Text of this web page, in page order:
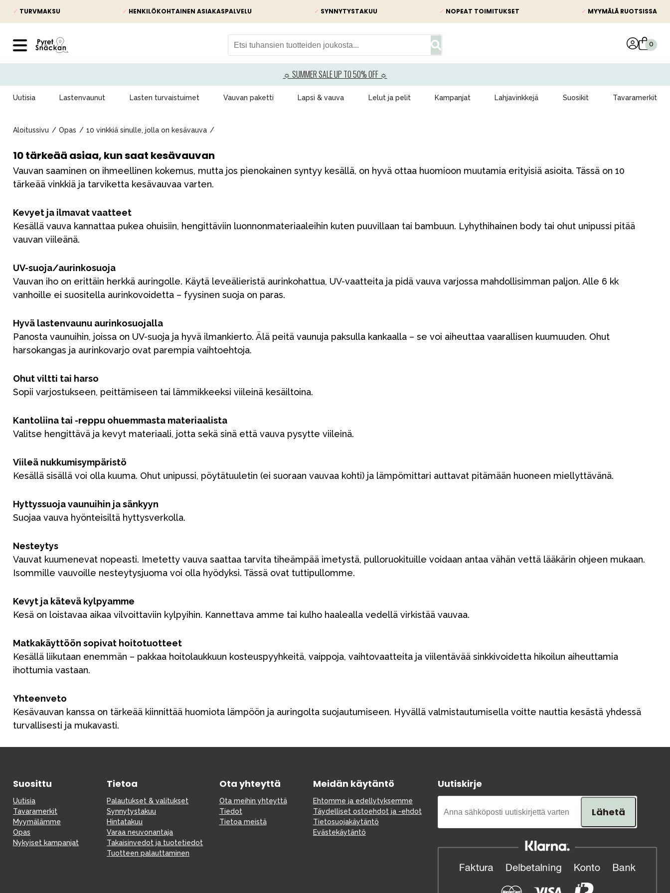
✓ TURVMAKSU ✓ HENKILÖKOHTAINEN ASIAKASPALVELU ✓ SYNNYTYSTAKUU ✓ NOPEAT TOIMITUKSET ✓ MYYMÄLÄ RUOTSISSA
☼ SUMMER SALE UP TO 50% OFF ☼
Uutisia Lastenvaunut Lasten turvaistuimet Vauvan paketti Lapsi & vauva Lelut ja pelit Kampanjat Lahjavinkkejä Suosikit Tavaramerkit
Aloitussivu Opas 10 vinkkiä sinulle, jolla on kesävauva
10 tärkeää asiaa, kun saat kesävauvan
Vauvan saaminen on ihmeellinen kokemus, mutta jos pienokainen syntyy kesällä, on hyvä ottaa huomioon muutamia erityisiä asioita. Tässä on 10
tärkeää vinkkiä ja tarviketta kesävauvaa varten.
Kevyet ja ilmavat vaatteet
Kesällä vauva kannattaa pukea ohuisiin, hengittäviin luonnonmateriaaleihin kuten puuvillaan tai bambuun. Lyhythihainen body tai ohut unipussi pitää
vauvan viileänä.
UV-suoja/aurinkosuoja
Vauvan iho on erittäin herkkä auringolle. Käytä leveälieristä aurinkohattua, UV-vaatteita ja pidä vauva varjossa mahdollisimman paljon. Alle 6 kk
vanhoille ei suositella aurinkovoidetta – fyysinen suoja on paras.
Hyvä lastenvaunu aurinkosuojalla
Panosta vaunuihin, joissa on UV-suoja ja hyvä ilmankierto. Älä peitä vaunuja paksulla kankaalla – se voi aiheuttaa vaarallisen kuumuuden. Ohut
harsokangas ja aurinkovarjo ovat parempia vaihtoehtoja.
Ohut viltti tai harso
Sopii varjostukseen, peittämiseen tai lämmikkeeksi viileinä kesäiltoina.
Kantoliina tai -reppu ohuemmasta materiaalista
Valitse hengittävä ja kevyt materiaali, jotta sekä sinä että vauva pysytte viileinä.
Viileä nukkumisympäristö
Kesällä sisällä voi olla kuuma. Ohut unipussi, pöytätuuletin (ei suoraan vauvaa kohti) ja lämpömittari auttavat pitämään huoneen miellyttävänä.
Hyttyssuoja vaunuihin ja sänkyyn
Suojaa vauva hyönteisiltä hyttysverkolla.
Nesteytys
Vauvat kuumenevat nopeasti. Imetetty vauva saattaa tarvita tiheämpää imetystä, pulloruokituille voidaan antaa vähän vettä lääkärin ohjeen mukaan.
Isommille vauvoille nesteytysjuoma voi olla hyödyksi. Tässä ovat tuttipullomme.
Kevyt ja kätevä kylpyamme
Kesä on loistavaa aikaa vilvoittaviin kylpyihin. Kannettava amme tai kulho haalealla vedellä virkistää vauvaa.
Matkakäyttöön sopivat hoitotuotteet
Kesällä liikutaan enemmän – pakkaa hoitolaukkuun kosteuspyyhkeitä, vaippoja, vaihtovaatteita ja viilentävää sinkkivoidetta hikoilun aiheuttamia
ihottumia vastaan.
Yhteenveto
Kesävauvan kanssa on tärkeää kiinnittää huomiota lämpöön ja auringolta suojautumiseen. Hyvällä valmistautumisella voitte nauttia kesästä yhdessä
turvallisesti ja mukavasti.
Suosittu
Uutisia
Tavaramerkit
Myymälämme
Opas
Nykyiset kampanjat
Tietoa
Palautukset & valitukset
Synnytystakuu
Hintatakuu
Varaa neuvonantaja
Takaisinvedot ja tuotetiedot
Tuotteen palauttaminen
Ota yhteyttä
Ota meihin yhteyttä
Tiedot
Tietoa meistä
Meidän käytäntö
Ehtomme ja edellytyksemme
Täydelliset ostoehdot ja -ehdot
Tietosuojakäytäntö
Evästekäytäntö
Uutiskirje
Lähetä
Lastenvaunut
Lasten turvaistuimet
Vauvan paketti
Lapsi & vauva
Tarvikkeet
Aurinko ja uinti Outlet Opas Ota meihin yhteyttä osoitteessa